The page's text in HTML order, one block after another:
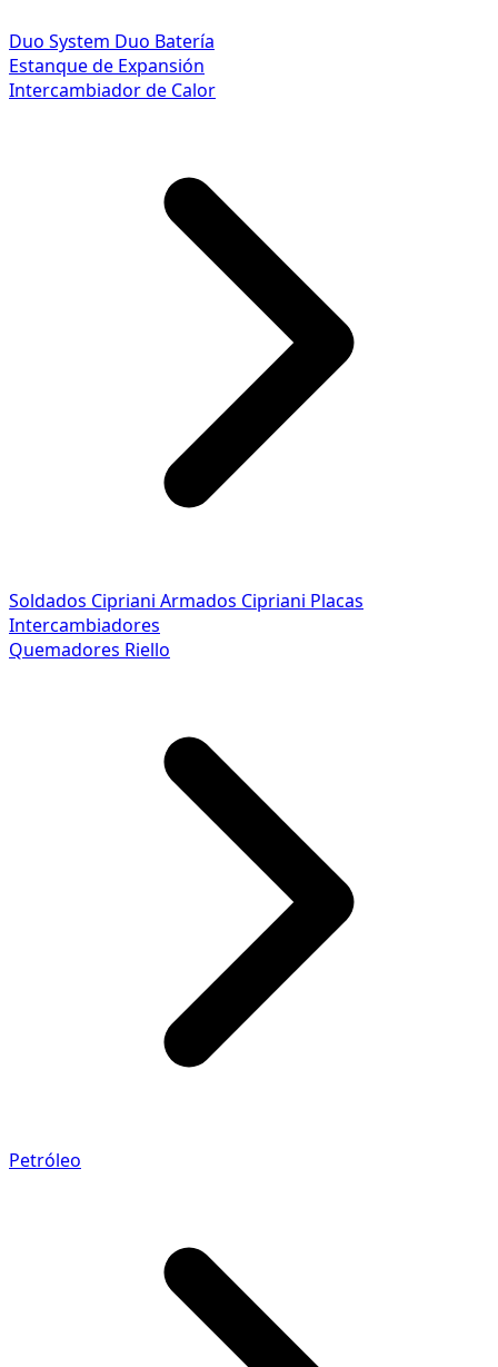
Duo System Duo Batería
Estanque de Expansión
Intercambiador de Calor
Soldados Cipriani Armados Cipriani Placas
Intercambiadores
Quemadores Riello
Petróleo